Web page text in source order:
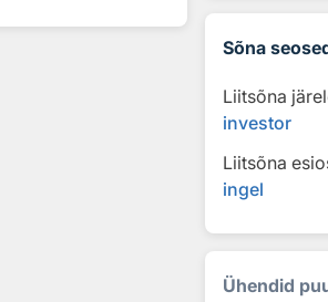
Sõna
Liitsõna
investor
Liitsõna
ingel
Ühendid